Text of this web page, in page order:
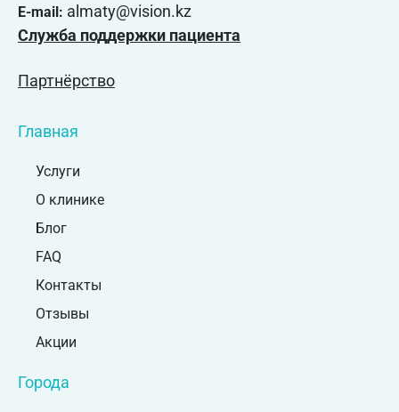
E-mail: almaty@vision.kz
Служба поддержки пациента
Партнёрство
Главная
Услуги
О клинике
Блог
FAQ
Контакты
Отзывы
Акции
Города